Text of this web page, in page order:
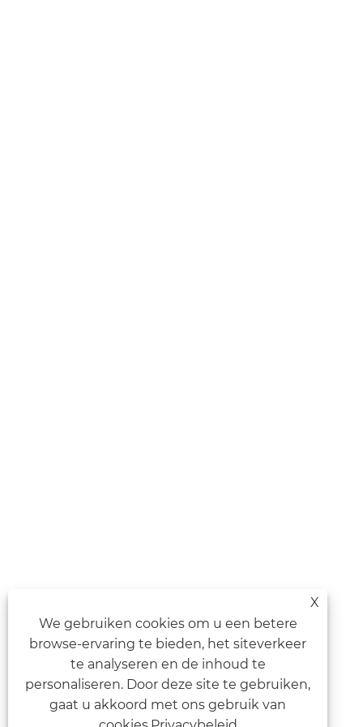
X
We gebruiken cookies om u een betere
browse-ervaring te bieden, het siteverkeer
te analyseren en de inhoud te
personaliseren. Door deze site te gebruiken,
gaat u akkoord met ons gebruik van